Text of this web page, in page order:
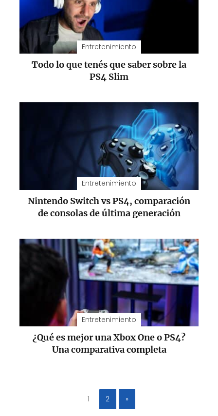
Entretenimiento
Todo lo que tenés que saber sobre la
PS4 Slim
Entretenimiento
Nintendo Switch vs PS4, comparación
de consolas de última generación
Entretenimiento
¿Qué es mejor una Xbox One o PS4?
Una comparativa completa
1 2 »